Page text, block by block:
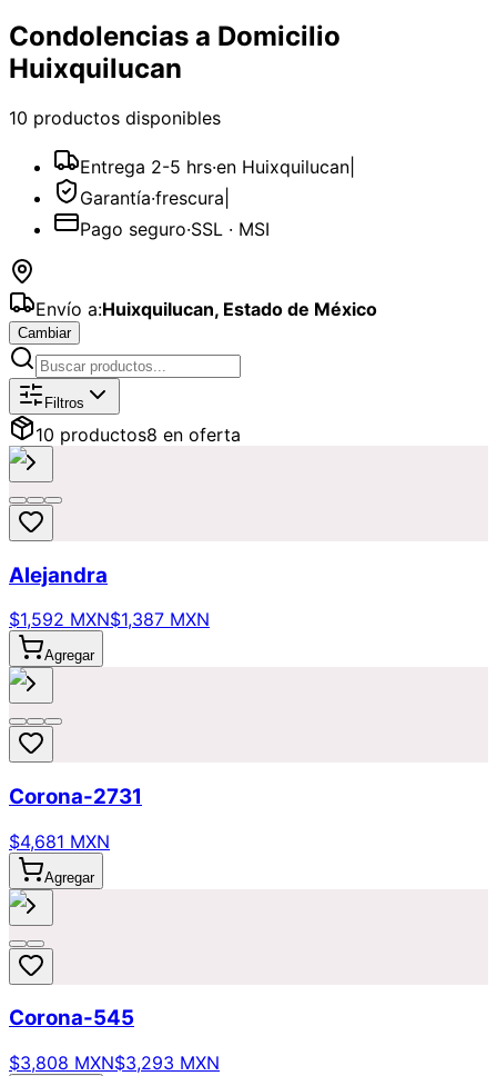
Condolencias a Domicilio
Huixquilucan
10 productos disponibles
Entrega 2-5 hrs·en Huixquilucan
Garantía·frescura
Pago seguro·SSL · MSI
Envío a:Huixquilucan, Estado de México
Cambiar
Catálogo deCondolencias
Filtros
10 productos8 en oferta
Alejandra
$1,592 MXN$1,387 MXN
Agregar
Corona-2731
$4,681 MXN
Agregar
Corona-545
$3,808 MXN$3,293 MXN